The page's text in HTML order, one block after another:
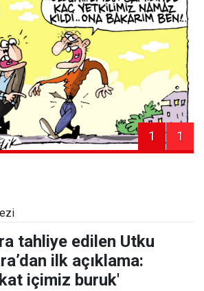
1 1
tahliye edilen Utku
ilk açıklama:
içimiz buruk'